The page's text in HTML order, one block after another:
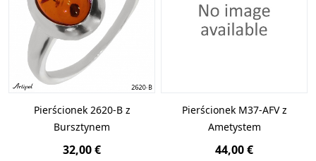
Pierścionek 2620-B z
Bursztynem
32,00 €
Pierścionek M37-AFV z
Ametystem
44,00 €